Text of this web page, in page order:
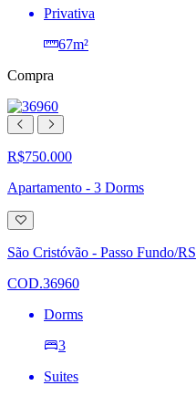
Privativa
67m²
Compra
R$750.000
Apartamento - 3 Dorms
Adicionar
à
lista
de
São Cristóvão - Passo Fundo/RS
COD.36960
Dorms
3
Suites